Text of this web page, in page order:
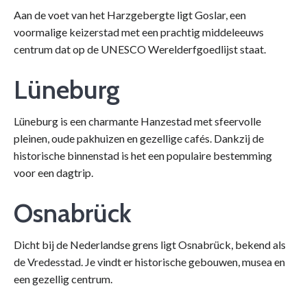
Aan de voet van het Harzgebergte ligt Goslar, een
voormalige keizerstad met een prachtig middeleeuws
centrum dat op de UNESCO Werelderfgoedlijst staat.
Lüneburg
Lüneburg is een charmante Hanzestad met sfeervolle
pleinen, oude pakhuizen en gezellige cafés. Dankzij de
historische binnenstad is het een populaire bestemming
voor een dagtrip.
Osnabrück
Dicht bij de Nederlandse grens ligt Osnabrück, bekend als
de Vredesstad. Je vindt er historische gebouwen, musea en
een gezellig centrum.